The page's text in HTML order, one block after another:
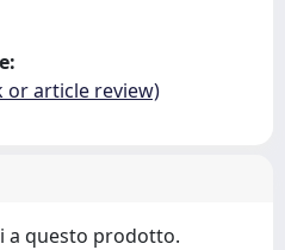
or article review)
a questo prodotto.